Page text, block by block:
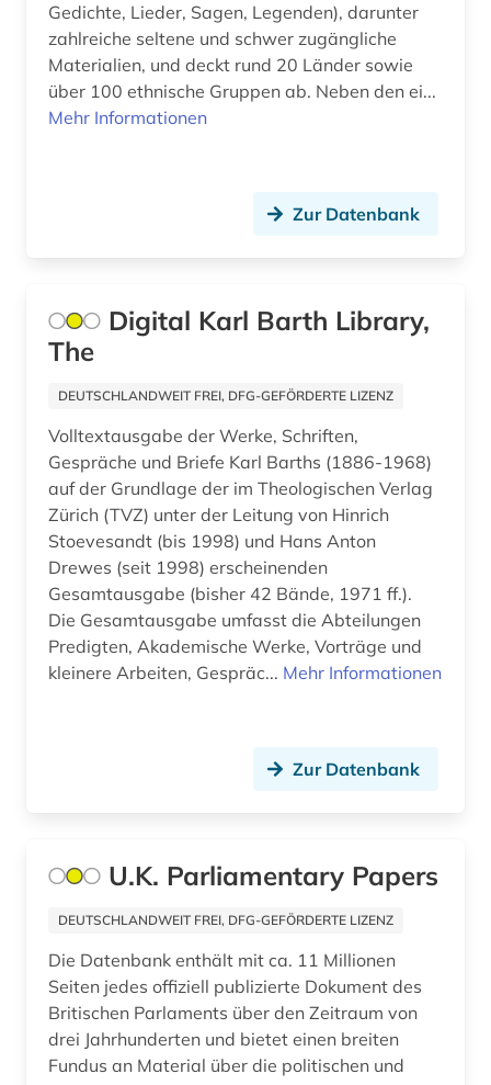
frömmigkeit (1)
frühes christentum (1)
gedächtnis (2)
geistesleben (3)
geisteswissenschaften (2)
gender (1)
generalkapitel (1)
genf (1)
geschichte (79)
geschichte &lt;1493-1878&gt; (1)
geschichte &lt;1540-1650&gt; (1)
geschichte &lt;1560-1599&gt; (1)
geschichte &lt;1599-1947&gt; (1)
Gedichte, Lieder, Sagen, Legenden), darunter
zahlreiche seltene und schwer zugängliche
Materialien, und deckt rund 20 Länder sowie
über 100 ethnische Gruppen ab. Neben den ei...
Mehr Informationen
Zur Datenbank
Digital Karl Barth Library,
The
DEUTSCHLANDWEIT FREI, DFG-GEFÖRDERTE LIZENZ
Volltextausgabe der Werke, Schriften,
Gespräche und Briefe Karl Barths (1886-1968)
auf der Grundlage der im Theologischen Verlag
Zürich (TVZ) unter der Leitung von Hinrich
Stoevesandt (bis 1998) und Hans Anton
Drewes (seit 1998) erscheinenden
Gesamtausgabe (bisher 42 Bände, 1971 ff.).
Die Gesamtausgabe umfasst die Abteilungen
Predigten, Akademische Werke, Vorträge und
kleinere Arbeiten, Gespräc... Mehr Informationen
Zur Datenbank
U.K. Parliamentary Papers
DEUTSCHLANDWEIT FREI, DFG-GEFÖRDERTE LIZENZ
Die Datenbank enthält mit ca. 11 Millionen
Seiten jedes offiziell publizierte Dokument des
Britischen Parlaments über den Zeitraum von
drei Jahrhunderten und bietet einen breiten
Fundus an Material über die politischen und